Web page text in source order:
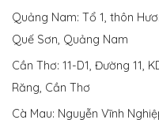
Quảng Nam: Tổ 1, thôn
Quế Sơn, Quảng Nam
Cần Thơ: 11-D1, Đường 11,
Răng, Cần Thơ
Cà Mau: Nguyễn Vĩnh